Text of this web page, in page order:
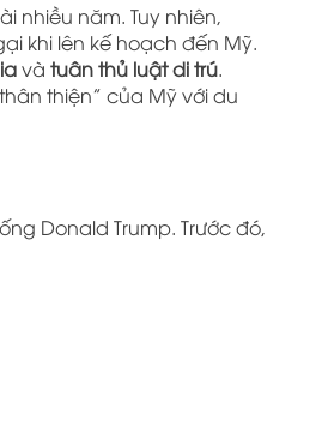
nhiều năm. Tuy nhiên,
khi lên kế hoạch đến Mỹ.
và tuân thủ luật di trú.
thiện” của Mỹ với du
Donald Trump. Trước đó,